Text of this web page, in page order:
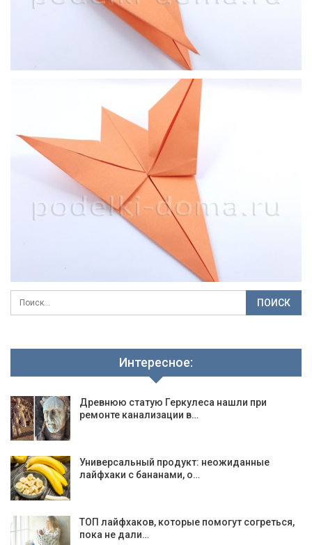
Интересное:
Древнюю статую Геркулеса нашли при
ремонте канализации в…
Универсальный продукт: неожиданные
лайфхаки с бананами, о…
ТОП лайфхаков, которые помогут согреться,
пока не дали…